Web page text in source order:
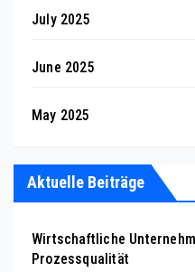
July 2025
June 2025
May 2025
Aktuelle Beiträge
Wirtschaftliche
Prozessqualität